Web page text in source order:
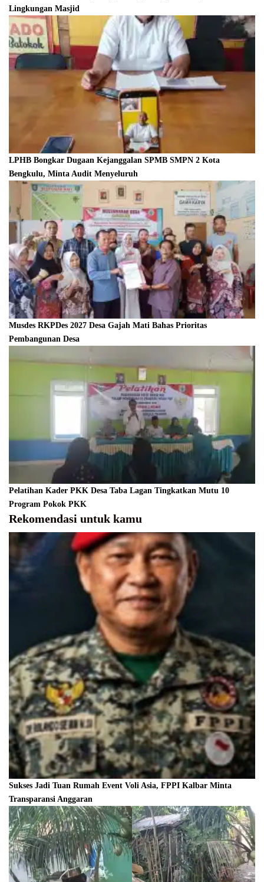
Lingkungan Masjid
LPHB Bongkar Dugaan Kejanggalan SPMB SMPN 2 Kota
Bengkulu, Minta Audit Menyeluruh
Musdes RKPDes 2027 Desa Gajah Mati Bahas Prioritas
Pembangunan Desa
Pelatihan Kader PKK Desa Taba Lagan Tingkatkan Mutu 10
Program Pokok PKK
Rekomendasi untuk kamu
Sukses Jadi Tuan Rumah Event Voli Asia, FPPI Kalbar Minta
Transparansi Anggaran